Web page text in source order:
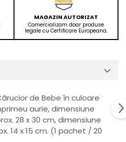
MAGAZIN AUTORIZAT
Comercializam doar produse
legale cu Certificare Europeana.
de Bebe în culoare
aurie, dimensiune
28 x 30 cm, dimensiune
14 x 15 cm. (1 pachet / 20